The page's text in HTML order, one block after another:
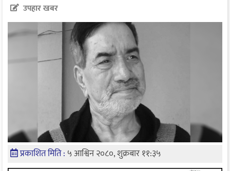
उपहार खबर
प्रकाशित मिति : ५ आश्विन २०८०, शुक्रबार ११:३५